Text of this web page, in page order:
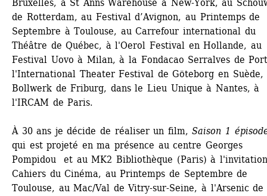
Bruxelles, à St Anns Warehouse à New-York, au
de Rotterdam, au Festival d’Avignon, au Printemps de
Septembre à Toulouse, au Carrefour international du
Théâtre de Québec, à l'Oerol Festival en Hollande, au
Festival Uovo à Milan, à la Fondacao Serralves de
l'International Theater Festival de Göteborg en Suède,
Bollwerk de Friburg, dans le Lieu Unique à Nantes, à
l'IRCAM de Paris.
À 30 ans je décide de réaliser un film, Saison 1
qui est projeté en ma présence au centre Georges
Pompidou et au MK2 Bibliothèque (Paris) à
Cahiers du Cinéma, au Printemps de Septembre de
Toulouse, au Mac/Val de Vitry-sur-Seine, à l'Arsenic de